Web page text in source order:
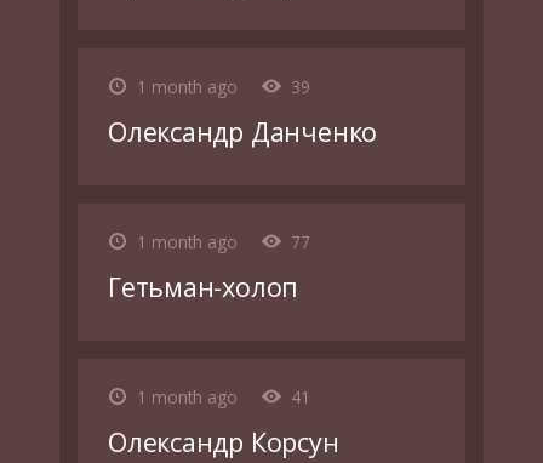
1 month ago 39
Олександр Данченко
1 month ago 77
Гетьман-холоп
1 month ago 41
Олександр Корсун